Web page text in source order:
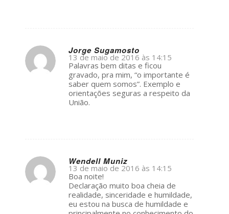
Jorge Sugamosto
s
ays:
13 de maio de 2016 às 14:15
Palavras bem ditas e ficou
gravado, pra mim, “o importante é
saber quem somos”. Exemplo e
orientações seguras a respeito da
União.
Wendell Muniz
s
ays:
13 de maio de 2016 às 14:15
Boa noite!
Declaração muito boa cheia de
realidade, sinceridade e humildade,
eu estou na busca de humildade e